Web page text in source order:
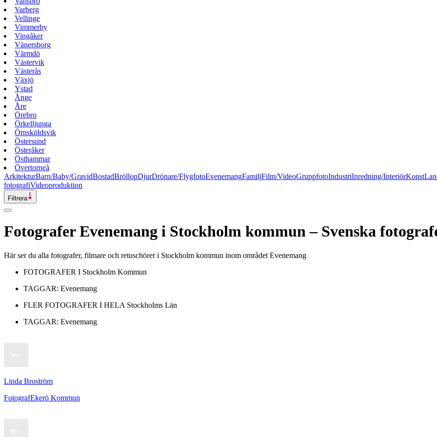
Varberg
Vellinge
Vimmerby
Vingåker
Vänersborg
Värmdö
Västervik
Västerås
Växjö
Ystad
Ånge
Åre
Örebro
Örkelljunga
Örnsköldsvik
Östersund
Österåker
Östhammar
Övertorneå
ArkitekturBarn/Baby/GravidBostadBröllopDjurDrönare/FlygfotoEvenemangFamiljFilm/VideoGruppfotoIndustriInredning/InteriörKonst
fotografiVideoproduktion
Filtrera
FotograferEvenemang i Stockholm kommun– Svenska
Här ser du alla fotografer, filmare och retuschörer i Stockholm kommun inom området Evenemang
FOTOGRAFER I Stockholm Kommun
TAGGAR: Evenemang
FLER FOTOGRAFER I HELA Stockholms Län
TAGGAR: Evenemang
Linda Broström
FotografEkerö Kommun